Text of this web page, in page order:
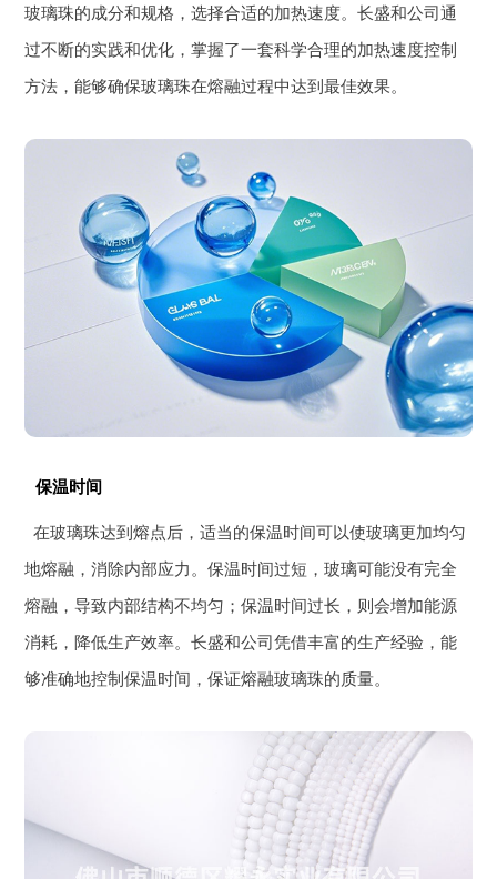
玻璃珠的成分和规格，选择合适的加热速度。长盛和公司通
过不断的实践和优化，掌握了一套科学合理的加热速度控制
方法，能够确保玻璃珠在熔融过程中达到最佳效果。
保温时间
在玻璃珠达到熔点后，适当的保温时间可以使玻璃更加均匀
地熔融，消除内部应力。保温时间过短，玻璃可能没有完全
熔融，导致内部结构不均匀；保温时间过长，则会增加能源
消耗，降低生产效率。长盛和公司凭借丰富的生产经验，能
够准确地控制保温时间，保证熔融玻璃珠的质量。